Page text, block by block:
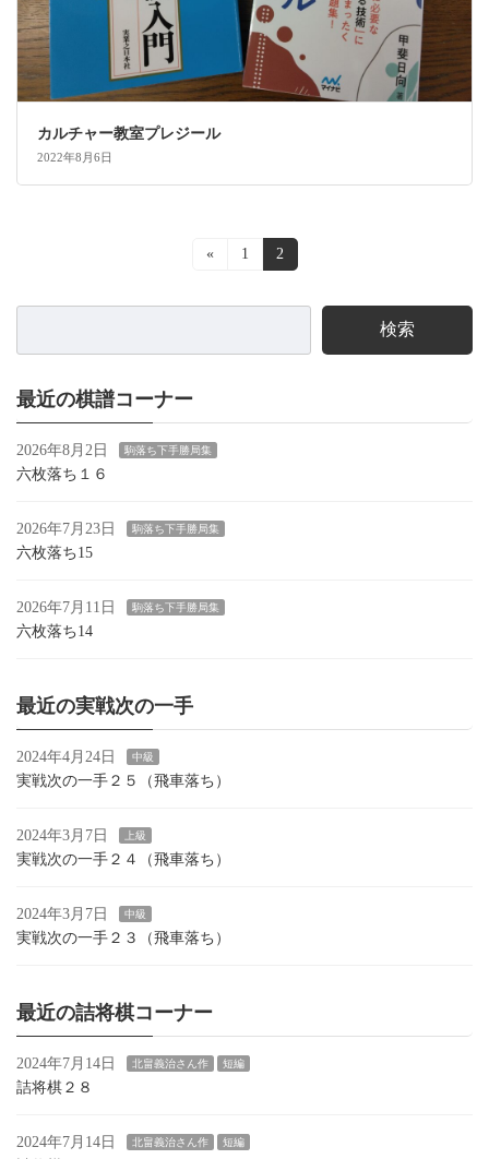
カルチャー教室プレジール
2022年8月6日
ビ
ゲ
ー
シ
ョ
ン
«
固
1
固
定
2
検索
最近の棋譜コーナー
2026年8月2日 駒落ち下手勝局集
六枚落ち１６
2026年7月23日 駒落ち下手勝局集
六枚落ち15
2026年7月11日 駒落ち下手勝局集
六枚落ち14
最近の実戦次の一手
2024年4月24日 中級
実戦次の一手２５（飛車落ち）
2024年3月7日 上級
実戦次の一手２４（飛車落ち）
2024年3月7日 中級
実戦次の一手２３（飛車落ち）
最近の詰将棋コーナー
2024年7月14日 北畠義治さん作 短編
詰将棋２８
2024年7月14日 北畠義治さん作 短編